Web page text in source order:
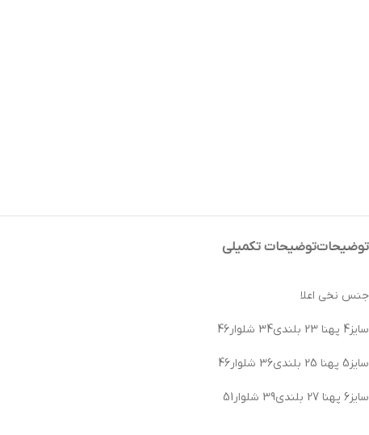
توضیحاتتوضیحات تکمیلی
جنس نخی اعلا
سایز4 پهنا 23 بلندی34 شلوار46
سایز5 پهنا 25 بلندی36 شلوار46
سایز6 پهنا 27 بلندی39 شلوار51